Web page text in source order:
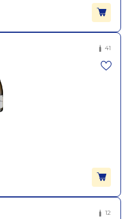
41
12